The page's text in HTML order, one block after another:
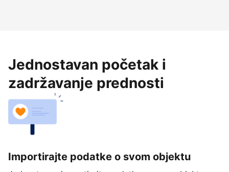
Jednostavan početak i
zadržavanje prednosti
Importirajte podatke o svom objektu